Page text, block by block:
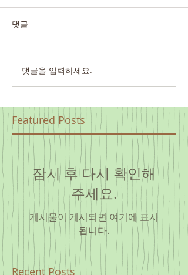
댓글
댓글을 입력하세요.
Featured Posts
잠시 후 다시 확인해
주세요.
게시물이 게시되면 여기에 표시
됩니다.
Recent Posts